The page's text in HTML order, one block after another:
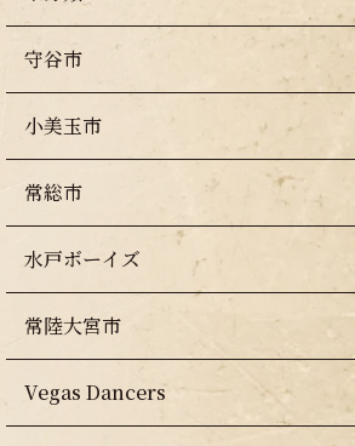
守谷市
小美玉市
常総市
水戸ボーイズ
常陸大宮市
Vegas Dancers